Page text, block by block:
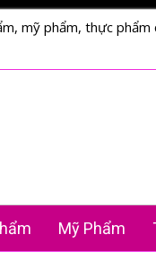
mỹ phẩm, thực phẩm
Mỹ Phẩm